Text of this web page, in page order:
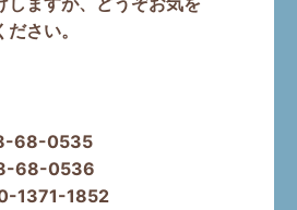
さい。
68-0535
68-0536
1371-1852